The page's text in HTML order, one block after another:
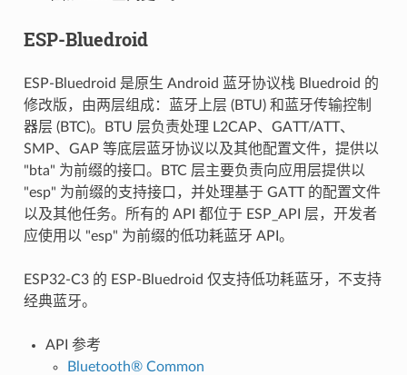
ESP-Bluedroid
ESP-Bluedroid 是原生 Android 蓝牙协议栈 Bluedroid 的
修改版，由两层组成：蓝牙上层 (BTU) 和蓝牙传输控制
器层 (BTC)。BTU 层负责处理 L2CAP、GATT/ATT、
SMP、GAP 等底层蓝牙协议以及其他配置文件，提供以
"bta" 为前缀的接口。BTC 层主要负责向应用层提供以
"esp" 为前缀的支持接口，并处理基于 GATT 的配置文件
以及其他任务。所有的 API 都位于 ESP_API 层，开发者
应使用以 "esp" 为前缀的低功耗蓝牙 API。
ESP32-C3 的 ESP-Bluedroid 仅支持低功耗蓝牙，不支持
经典蓝牙。
API 参考
Bluetooth® Common